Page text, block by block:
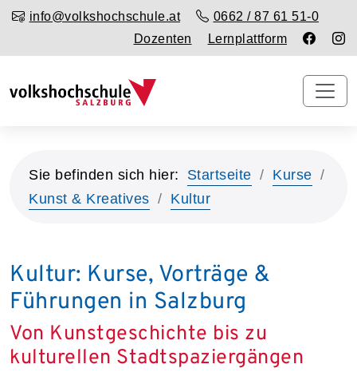
info@volkshochschule.at
0662 / 87 61 51-0
Dozenten
Lernplattform
Sie befinden sich hier: Startseite
Kurse
Kunst & Kreatives
Kultur
Kultur: Kurse, Vorträge &
Führungen in Salzburg
Von Kunstgeschichte bis zu
kulturellen Stadtspaziergängen